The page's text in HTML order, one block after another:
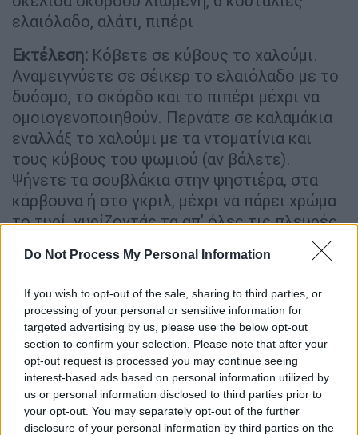
Do Not Process My Personal Information
If you wish to opt-out of the sale, sharing to third parties, or
processing of your personal or sensitive information for
targeted advertising by us, please use the below opt-out
section to confirm your selection. Please note that after your
opt-out request is processed you may continue seeing
interest-based ads based on personal information utilized by
us or personal information disclosed to third parties prior to
your opt-out. You may separately opt-out of the further
disclosure of your personal information by third parties on the
ελαιόλαδο, αλάτι, πιπέρι
Εκτέλεση: Κόβετε σε κύβους το χαλούμι.
Αναμειγνύετε σε σέικερ το ελαιόλαδο με το
δυόσμο, το σκόρδο και το πιπέρι μέχρι να
ομοιογενοποιηθούν. Περνάτε σε καλαμάκια
εναλλάξ το χαλούμι με τα ντοματίνια και
τους κύβους του ψωμιού (αν βάλετε).
Ψήνετε τα σουβλάκια στην ψηστιέρα, στα
κάρβουνα ή στο γκριλ, μέχρι να πάρει χρώμα
το τυρί, γυρίζοντάς τα απ' όλες τις πλευρές
ψησίματος με το μείγμα του λαδιού (με τη